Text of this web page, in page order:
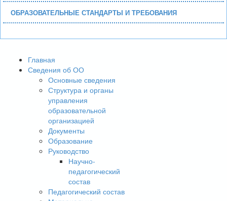
ОБРАЗОВАТЕЛЬНЫЕ СТАНДАРТЫ И ТРЕБОВАНИЯ
Главная
Сведения об ОО
Основные сведения
Структура и органы
управления
образовательной
организацией
Документы
Образование
Руководство
Научно-
педагогический
состав
Педагогический состав